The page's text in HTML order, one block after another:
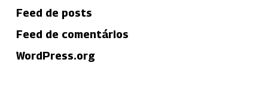
Feed de posts
Feed de comentários
WordPress.org